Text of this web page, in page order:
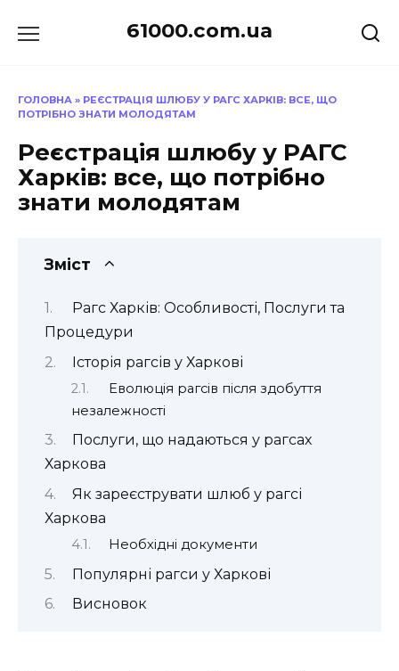
до
61000.com.ua
ГОЛОВНА » РЕЄСТРАЦІЯ ШЛЮБУ У РАГС ХАРКІВ: ВСЕ, ЩО
ПОТРІБНО ЗНАТИ МОЛОДЯТАМ
Реєстрація шлюбу у РАГС
Харків: все, що потрібно
знати молодятам
Зміст
Рагс Харків: Особливості, Послуги та
Процедури
Історія рагсів у Харкові
Еволюція рагсів після здобуття
незалежності
Послуги, що надаються у рагсах
Харкова
Як зареєструвати шлюб у рагсі
Харкова
Необхідні документи
Популярні рагси у Харкові
Висновок